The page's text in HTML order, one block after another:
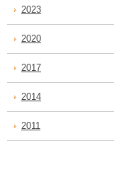
2023
2020
2017
2014
2011